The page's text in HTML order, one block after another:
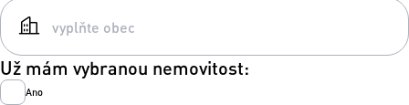
Už mám vybranou nemovitost:
Ano